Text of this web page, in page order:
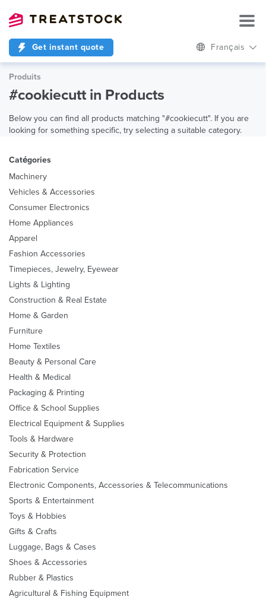
Get instant quote Français
Produits
#cookiecutt in Products
Below you can find all products matching "#cookiecutt". If you are
looking for something specific, try selecting a suitable category.
Catégories
Machinery
Vehicles & Accessories
Consumer Electronics
Home Appliances
Apparel
Fashion Accessories
Timepieces, Jewelry, Eyewear
Lights & Lighting
Construction & Real Estate
Home & Garden
Furniture
Home Textiles
Beauty & Personal Care
Health & Medical
Packaging & Printing
Office & School Supplies
Electrical Equipment & Supplies
Tools & Hardware
Security & Protection
Fabrication Service
Electronic Components, Accessories & Telecommunications
Sports & Entertainment
Toys & Hobbies
Gifts & Crafts
Luggage, Bags & Cases
Shoes & Accessories
Rubber & Plastics
Agricultural & Fishing Equipment